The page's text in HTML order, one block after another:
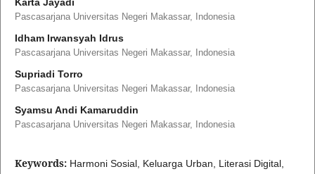
Pascasarjana Universitas Negeri Makassar, Indonesia
Idham Irwansyah Idrus
Pascasarjana Universitas Negeri Makassar, Indonesia
Supriadi Torro
Pascasarjana Universitas Negeri Makassar, Indonesia
Syamsu Andi Kamaruddin
Pascasarjana Universitas Negeri Makassar, Indonesia
Keywords: Harmoni Sosial, Keluarga Urban, Literasi Digital,